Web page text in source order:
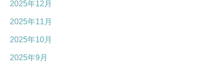
2025年12月
2025年11月
2025年10月
2025年9月